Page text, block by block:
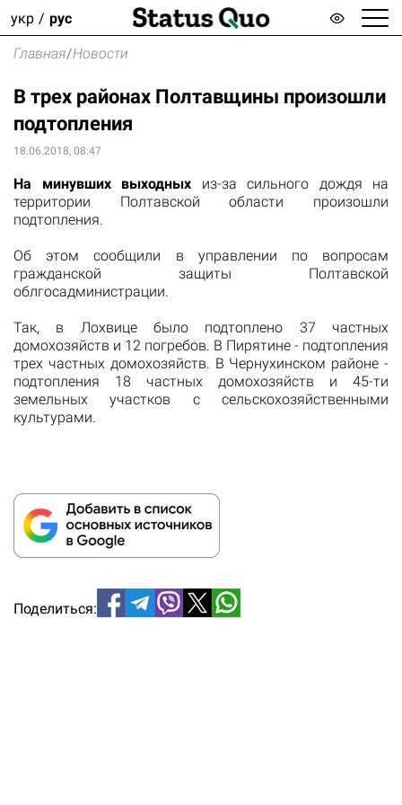
укр рус
Главная/Новости
В трех районах Полтавщины произошли
подтопления
18.06.2018, 08:47
На минувших выходных из-за сильного дождя на
территории Полтавской области произошли
подтопления.
Об этомсообщили в управлении по вопросам
гражданской защиты Полтавской
облгосадминистрации.
Так, в Лохвице было подтоплено 37 частных
домохозяйств и 12 погребов. В Пирятине - подтопления
трех частных домохозяйств. В Чернухинском районе -
подтопления 18 частных домохозяйств и 45-ти
земельных участков с сельскохозяйственными
культурами.
Поделиться: